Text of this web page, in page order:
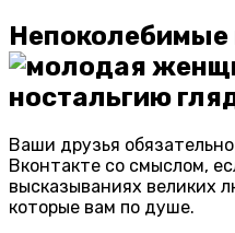
Непоколебимые
Ваши друзья
Вконтакте со смыслом,
высказываниях великих
которые вам по душе.